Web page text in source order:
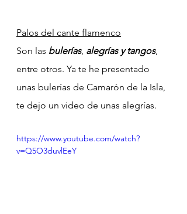
Palos del cante flamenco
Son las bulerías, alegrías y tangos,
entre otros. Ya te he presentado
unas bulerías de Camarón de la Isla,
te dejo un video de unas alegrías.
https://www.youtube.com/watch?
v=Q5O3duvlEeY